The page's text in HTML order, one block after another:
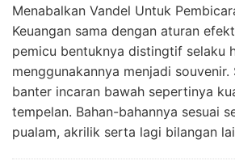
Menabalkan Vandel Untuk
Keuangan sama dengan aturan
pemicu bentuknya distingtif selaku
menggunakannya menjadi
banter incaran bawah sepertinya
tempelan. Bahan-bahannya sesuai
pualam, akrilik serta lagi bilangan